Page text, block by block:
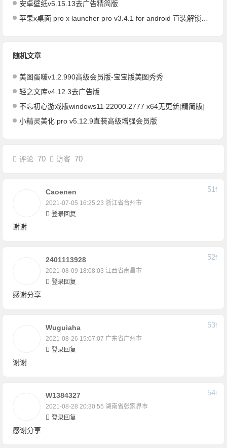
安卓壁纸v5.15.13去广告精简版
苹果x桌面 pro x launcher pro v3.4.1 for android 直装解锁高级版 /一款非常高逼格的苹果x 桌面应用
随机文章
美图蛋啵v1.2.990高级会员版-宝宝版美图秀秀
轻之文库v4.12.3去广告版
不忘初心游戏版windows11 22000.2777 x64无更新[精简版]
小精灵美化 pro v5.12.9直装高级增强会员版
评论70 访客70
Caoenen
2021-07-05 16:25:23 浙江省台州市
51F
登录回复
谢谢
2401113928
2021-08-09 18:08:03 江西省南昌市
52F
登录回复
感谢分享
Wuguiaha
2021-08-26 15:07:07 广东省广州市
53F
登录回复
谢谢
W1384327
2021-08-28 20:30:55 湖南省张家界市
54F
登录回复
感谢分享